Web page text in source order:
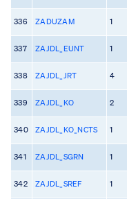
336 ZADUZAM 1
337 ZAJDL_EUNT 1
338 ZAJDL_JRT 4
339 ZAJDL_KO 2
340 ZAJDL_KO_NCTS 1
341 ZAJDL_SGRN 1
342 ZAJDL_SREF 1